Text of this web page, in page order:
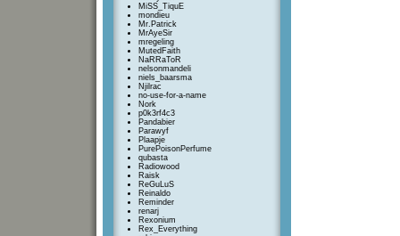
MiSS_TiquE
mondieu
Mr.Patrick
MrAyeSir
mregeling
MutedFaith
NaRRaToR
nelsonmandeli
niels_baarsma
Njilrac
no-use-for-a-name
Nork
p0k3rf4c3
Pandabier
Parawyf
Plaapje
PurePoisonPerfume
qubasta
Radiowood
Raisk
ReGuLuS
Reinaldo
Reminder
renarj
Rexonium
Rex_Everything